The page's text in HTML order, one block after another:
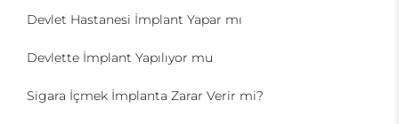
Devlet Hastanesi İmplant Yapar mı
Devlette İmplant Yapılıyor mu
Sigara İçmek İmplanta Zarar Verir mi?